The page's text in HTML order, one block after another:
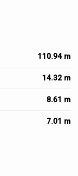
110.94 m
14.32 m
8.61 m
7.01 m